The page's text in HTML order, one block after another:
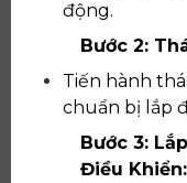
động.
Bước 2:
Tiến hành
chuẩn bị lắp
Bước 3:
Điều Khiển: